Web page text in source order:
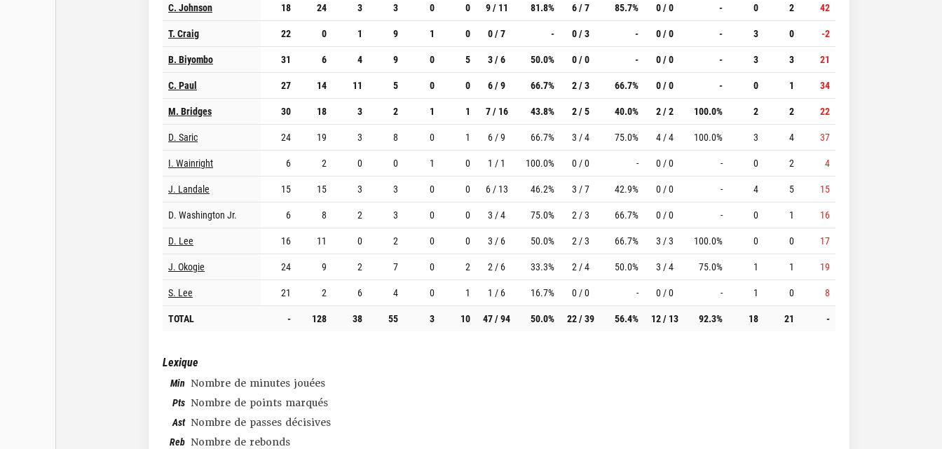
C. Johnson 18 24 3 3 0 0 9 / 11 81.8% 6 / 7 85.7% 0 / 0 - 0 2
42
T. Craig
22 0 1 9 1 0 0 / 7 - 0 / 3 - 0 / 0 - 3 0
-2
B. Biyombo
31 6 4 9 0 5 3 / 6 50.0% 0 / 0 - 0 / 0 - 3 3
21
C. Paul
27 14 11 5 0 0 6 / 9 66.7% 2 / 3 66.7% 0 / 0 - 0 1
34
M. Bridges
30 18 3 2 1 1 7 / 16 43.8% 2 / 5 40.0% 2 / 2 100.0% 2 2
22
D. Saric
24 19 3 8 0 1 6 / 9 66.7% 3 / 4 75.0% 4 / 4 100.0% 3 4
37
I. Wainright
6 2 0 0 1 0 1 / 1 100.0% 0 / 0 - 0 / 0 - 0 2
4
J. Landale
15 15 3 3 0 0 6 / 13 46.2% 3 / 7 42.9% 0 / 0 - 4 5
15
D. Washington Jr.
6 8 2 3 0 0 3 / 4 75.0% 2 / 3 66.7% 0 / 0 - 0 1
16
D. Lee
16 11 0 2 0 0 3 / 6 50.0% 2 / 3 66.7% 3 / 3 100.0% 0 0
17
J. Okogie
24 9 2 7 0 2 2 / 6 33.3% 2 / 4 50.0% 3 / 4 75.0% 1 1
19
S. Lee
21 2 6 4 0 1 1 / 6 16.7% 0 / 0 - 0 / 0 - 1 0
8
TOTAL
- 128 38 55 3 10 47 / 94 50.0% 22 / 39 56.4% 12 / 13 92.3% 18 21 -
Lexique
Min Nombre de minutes jouées
Pts Nombre de points marqués
Ast Nombre de passes décisives
Reb Nombre de rebonds